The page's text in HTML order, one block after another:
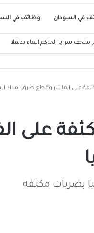
في السودان وظائف في
سرايا الحاكم العام بدنقلا
على الفاشر وقطع طرق إمداد
على
بضربات مكثفة